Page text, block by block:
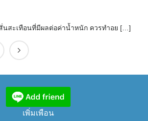
นสะเทือนที่มีผลต่อค่าน้ำหนัก ควรทำอย […]
เพิ่มเพือน